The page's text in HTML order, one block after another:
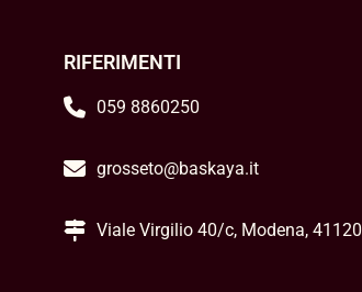
RIFERIMENTI
059 8860250
grosseto@baskaya.it
Viale Virgilio 40/c, Modena, 41120